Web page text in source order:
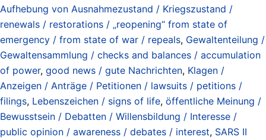
Aufhebung von Ausnahmezustand / Kriegszustand /
renewals / restorations / „reopening“ from state of
emergency / from state of war / repeals, Gewaltenteilung /
Gewaltensammlung / checks and balances / accumulation
of power, good news / gute Nachrichten, Klagen /
Anzeigen / Anträge / Petitionen / lawsuits / petitions /
filings, Lebenszeichen / signs of life, öffentliche Meinung /
Bewusstsein / Debatten / Willensbildung / Interesse /
public opinion / awareness / debates / interest, SARS II